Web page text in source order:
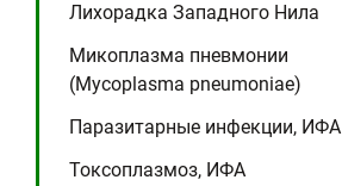
Лихорадка Западного Нила
Микоплазма пневмонии
(Mycoplasma pneumoniae)
Паразитарные инфекции, ИФА
Токсоплазмоз, ИФА